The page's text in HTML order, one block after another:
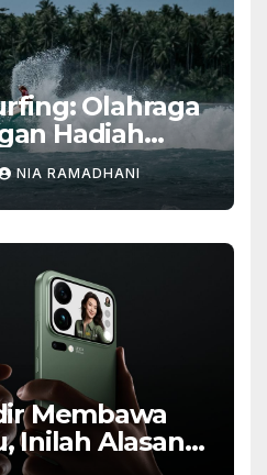
Olahraga
Hadiah
NIA RAMADHANI
Membawa
Inilah Alasan